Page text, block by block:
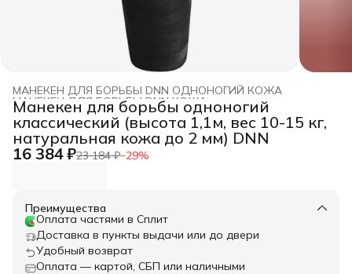
МАНЕКЕН ДЛЯ БОРЬБЫ DNN ОДНОНОГИЙ КОЖА
МАНЕКЕН ДЛЯ БОРЬБЫ DNN КОЖА ›
МАНЕКЕН ДЛЯ БОРЬБЫ DNN ›
Главная ›
Манекен для борьбы одноногий
классический (высота 1,1м, вес 10-15 кг,
натуральная кожа до 2 мм) DNN
16 384 ₽23 184 ₽−29%
Преимущества
Оплата частями в Сплит
Доставка в пункты выдачи или до двери
Удобный возврат
Оплата — картой, СБП или наличными